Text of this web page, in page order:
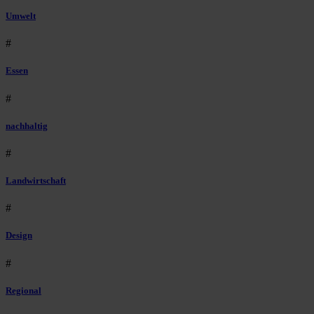
Umwelt
#
Essen
#
nachhaltig
#
Landwirtschaft
#
Design
#
Regional